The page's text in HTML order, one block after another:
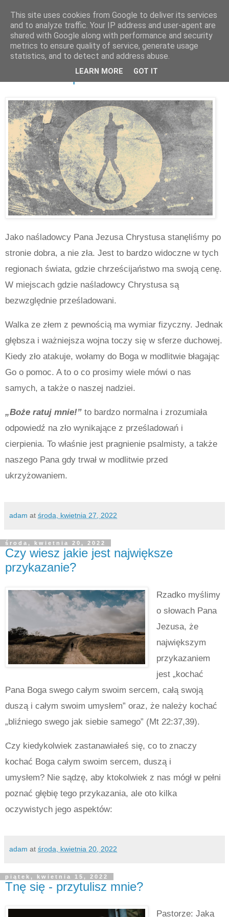
środa, kwietnia 27, 2022
Modlitwa za prześladowców
Jako naśladowcy Pana Jezusa Chrystusa stanęliśmy po
stronie dobra, a nie zła. Jest to bardzo widoczne w tych
regionach świata, gdzie chrześcijaństwo ma swoją cenę.
W miejscach gdzie naśladowcy Chrystusa są
bezwzględnie prześladowani.
Walka ze złem z pewnością ma wymiar fizyczny. Jednak
głębsza i ważniejsza wojna toczy się w sferze duchowej.
Kiedy zło atakuje, wołamy do Boga w modlitwie błagając
Go o pomoc. A to o co prosimy wiele mówi o nas
samych, a także o naszej nadziei.
„Boże ratuj mnie!” to bardzo normalna i zrozumiała
odpowiedź na zło wynikające z prześladowań i
cierpienia. To właśnie jest pragnienie psalmisty, a także
naszego Pana gdy trwał w modlitwie przed
ukrzyżowaniem.
adam at środa, kwietnia 27, 2022
środa, kwietnia 20, 2022
Czy wiesz jakie jest największe
przykazanie?
Rzadko myślimy
o słowach Pana
Jezusa, że
największym
przykazaniem
jest „kochać
Pana Boga swego całym swoim sercem, całą swoją
duszą i całym swoim umysłem” oraz, że należy kochać
„bliźniego swego jak siebie samego” (Mt 22:37,39).
Czy kiedykolwiek zastanawiałeś się, co to znaczy
kochać Boga całym swoim sercem, duszą i
umysłem? Nie sądzę, aby ktokolwiek z nas mógł w pełni
poznać głębię tego przykazania, ale oto kilka
oczywistych jego aspektów:
adam at środa, kwietnia 20, 2022
piątek, kwietnia 15, 2022
Tnę się - przytulisz mnie?
Pastorze: Jaką
This site uses cookies from Google to deliver its services
and to analyze traffic. Your IP address and user-agent are
shared with Google along with performance and security
metrics to ensure quality of service, generate usage
statistics, and to detect and address abuse.
LEARN MORE GOT IT